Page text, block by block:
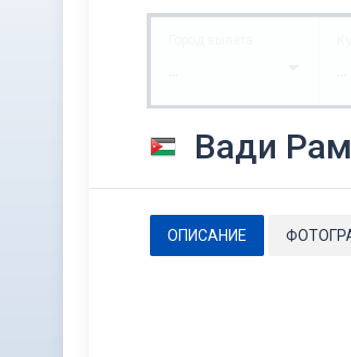
... ...
Вади Рам
ОПИСАНИЕ